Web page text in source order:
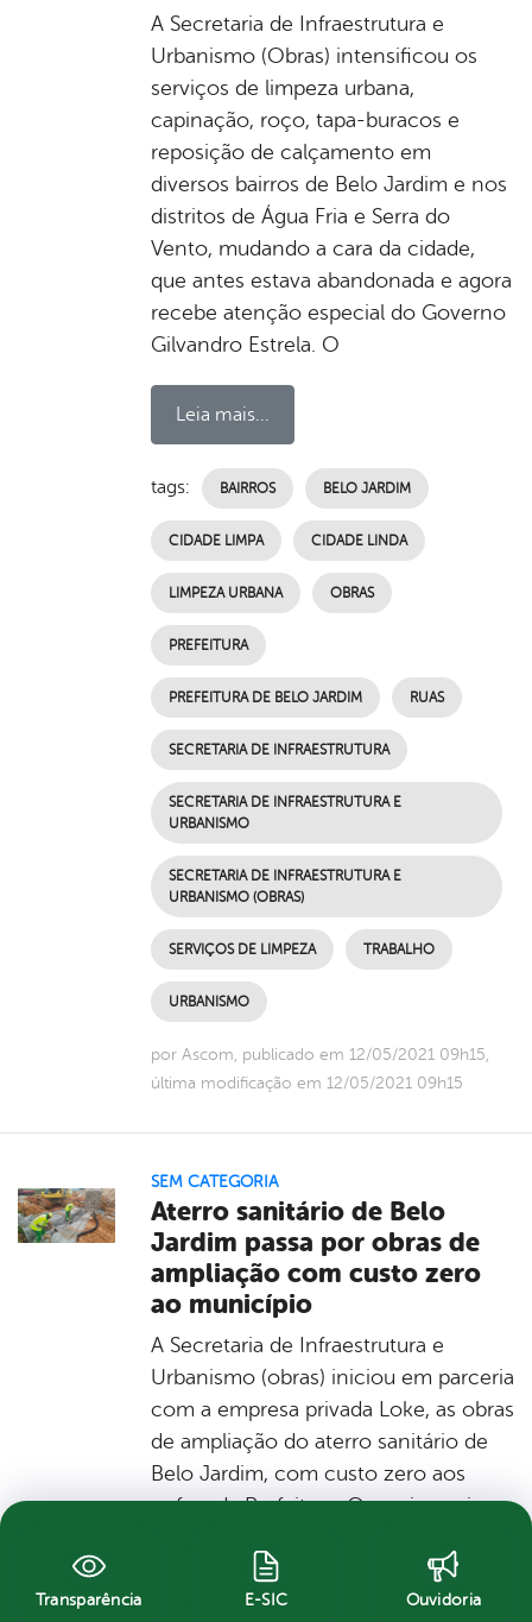
A Secretaria de Infraestrutura e
Urbanismo (Obras) intensificou os
serviços de limpeza urbana,
capinação, roço, tapa-buracos e
reposição de calçamento em
diversos bairros de Belo Jardim e nos
distritos de Água Fria e Serra do
Vento, mudando a cara da cidade,
que antes estava abandonada e agora
recebe atenção especial do Governo
Gilvandro Estrela. O
Leia mais...
tags: BAIRROS BELO JARDIM
CIDADE LIMPA CIDADE LINDA
LIMPEZA URBANA OBRAS
PREFEITURA
PREFEITURA DE BELO JARDIM RUAS
SECRETARIA DE INFRAESTRUTURA
SECRETARIA DE INFRAESTRUTURA E
URBANISMO
SECRETARIA DE INFRAESTRUTURA E
URBANISMO (OBRAS)
SERVIÇOS DE LIMPEZA TRABALHO
URBANISMO
por Ascom, publicado em 12/05/2021 09h15,
última modificação em 12/05/2021 09h15
SEM CATEGORIA
Aterro sanitário de Belo
Jardim passa por obras de
ampliação com custo zero
ao município
A Secretaria de Infraestrutura e
Urbanismo (obras) iniciou em parceria
com a empresa privada Loke, as obras
de ampliação do aterro sanitário de
Belo Jardim, com custo zero aos
cofres da Prefeitura. O serviço vai
anos ao aterro, que no início do ano
estava com prazo estimado em
Transparência E-SIC Ouvidoria